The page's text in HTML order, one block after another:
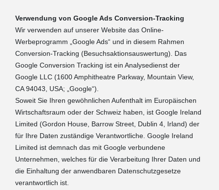
Verwendung von Google Ads Conversion-Tracking
Wir verwenden auf unserer Website das Online-
Werbeprogramm „Google Ads“ und in diesem Rahmen
Conversion-Tracking (Besuchsaktionsauswertung). Das
Google Conversion Tracking ist ein Analysedienst der
Google LLC (1600 Amphitheatre Parkway, Mountain View,
CA 94043, USA; „Google“).
Soweit Sie Ihren gewöhnlichen Aufenthalt im Europäischen
Wirtschaftsraum oder der Schweiz haben, ist Google Ireland
Limited (Gordon House, Barrow Street, Dublin 4, Irland) der
für Ihre Daten zuständige Verantwortliche. Google Ireland
Limited ist demnach das mit Google verbundene
Unternehmen, welches für die Verarbeitung Ihrer Daten und
die Einhaltung der anwendbaren Datenschutzgesetze
verantwortlich ist.